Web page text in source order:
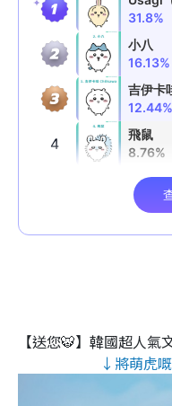
【送您🐯】韓國超人氣
↓將萌虎